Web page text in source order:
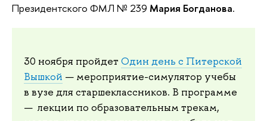
Президентского ФМЛ № 239 Мария Богданова.
30 ноября пройдет Один день с Питерской
Вышкой — мероприятие-симулятор учебы
в вузе для старшеклассников. В программе
— лекции по образовательным трекам,